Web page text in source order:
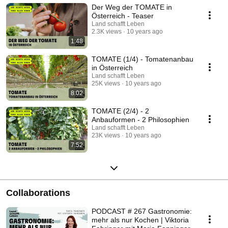
Schlachtung, Bio-Hühner nach zwei Monaten. Die Konsumenten wollen
immer mehr Brustfleisch, jedes Huhn hat aber auch zwei Keulen und
zwei Flügel.
1:48
Der Weg der TOMATE in
Österreich - Teaser
Land schafft Leben
2.3K views
10 years ago
8:02
TOMATE (1/4) - Tomatenanbau
in Österreich
Land schafft Leben
25K views
10 years ago
7:52
TOMATE (2/4) - 2
Anbauformen - 2 Philosophien
Land schafft Leben
23K views
10 years ago
Collaborations
PODCAST # 267 Gastronomie:
mehr als nur Kochen | Viktoria